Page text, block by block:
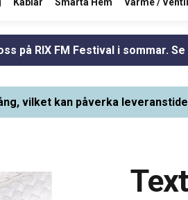
på RIX FM Festival i sommar. Se
vilket kan påverka